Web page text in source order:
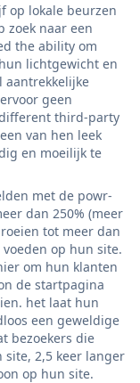
op lokale beurzen
zoek naar een
the ability om
lichtgewicht en
aantrekkelijke
geen
third-party
van hen leek
en moeilijk te
met de powr-
dan 250% (meer
tot meer dan
op hun site.
om hun klanten
de startpagina
het laat hun
een geweldige
bezoekers die
2,5 keer langer
op hun site.